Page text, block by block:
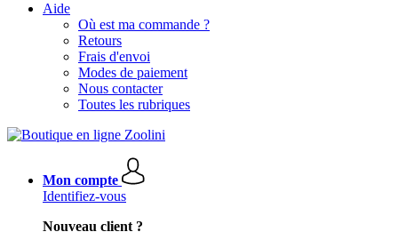
Aide
Où est ma commande ?
Retours
Frais d'envoi
Modes de paiement
Nous contacter
Toutes les rubriques
Mon compte
Identifiez-vous
Nouveau client ?